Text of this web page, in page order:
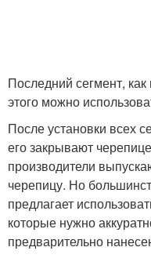
Последний сегмент,
этого можно
После установки всех
его закрывают
производители
черепицу. Но
предлагает
которые нужно
предварительно